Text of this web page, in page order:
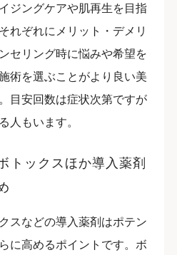
ジングケアや肌再生を目指
れぞれにメリット・デメリ
セリング時に悩みや希望を
術を選ぶことがより良い美
目安回数は症状次第ですが
人もいます。
トックスほか導入薬剤
スなどの導入薬剤はポテン
に高めるポイントです。ボ